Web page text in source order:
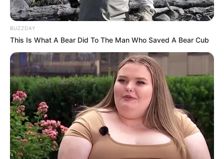
10 Pose Manekin Anti
Mainstream yang Konyol
Banget
BUZZDAY
This Is What A Bear Did To The Man Who Saved A Bear Cub